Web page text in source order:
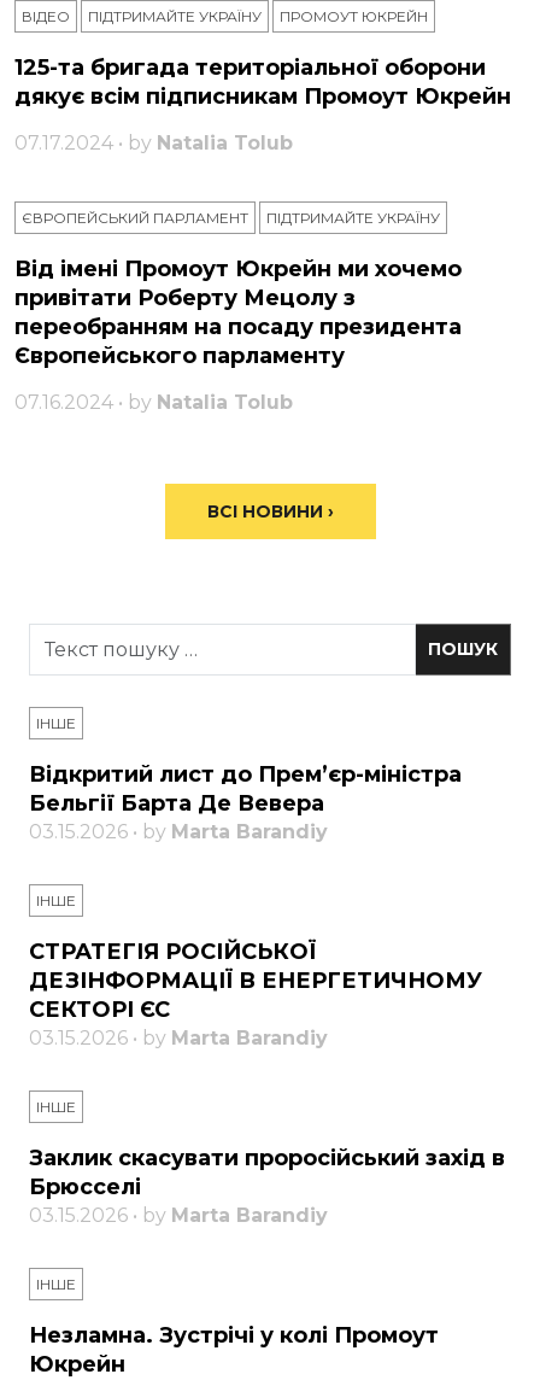
ВІДЕО ПІДТРИМАЙТЕ УКРАЇНУ ПРОМОУТ ЮКРЕЙН
125-та бригада територіальної оборони
дякує всім підписникам Промоут Юкрейн
07.17.2024 • by Natalia Tolub
ЄВРОПЕЙСЬКИЙ ПАРЛАМЕНТ ПІДТРИМАЙТЕ УКРАЇНУ
Від імені Промоут Юкрейн ми хочемо
привітати Роберту Мецолу з
переобранням на посаду президента
Європейського парламенту
07.16.2024 • by Natalia Tolub
ВСІ НОВИНИ ›
ІНШЕ
Відкритий лист до Прем’єр-міністра
Бельгії Барта Де Вевера
03.15.2026 • by Marta Barandiy
ІНШЕ
СТРАТЕГІЯ РОСІЙСЬКОЇ
ДЕЗІНФОРМАЦІЇ В ЕНЕРГЕТИЧНОМУ
СЕКТОРІ ЄС
03.15.2026 • by Marta Barandiy
ІНШЕ
Заклик скасувати проросійський захід в
Брюсселі
03.15.2026 • by Marta Barandiy
ІНШЕ
Незламна. Зустрічі у колі Промоут
Юкрейн